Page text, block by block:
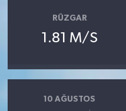
RÜZGAR
1.81 M/S
10 AĞUSTOS